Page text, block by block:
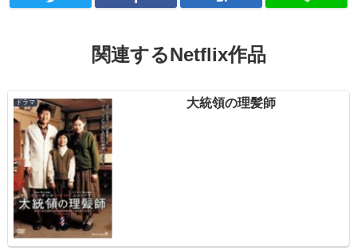
関連するNetflix作品
ドラマ 大統領の理髪師